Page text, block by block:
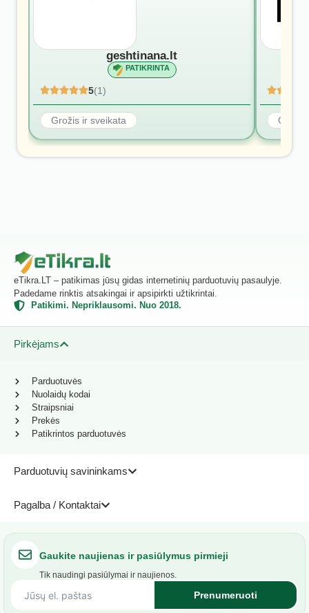
geshtinana.lt
PATIKRINTA
5(1)
Grožis ir sveikata Grožis
eTikra.LT – patikimas jūsų gidas internetinių parduotuvių pasaulyje.
Padedame rinktis atsakingai ir apsipirkti užtikrintai.
Patikimi. Nepriklausomi. Nuo 2018.
Pirkėjams
Parduotuvių savininkams
Pagalba / Kontaktai
Parduotuvės
Nuolaidų kodai
Straipsniai
Prekės
Patikrintos parduotuvės
Gaukite naujienas ir pasiūlymus pirmieji
Tik naudingi pasiūlymai ir naujienos.
Prenumeruoti